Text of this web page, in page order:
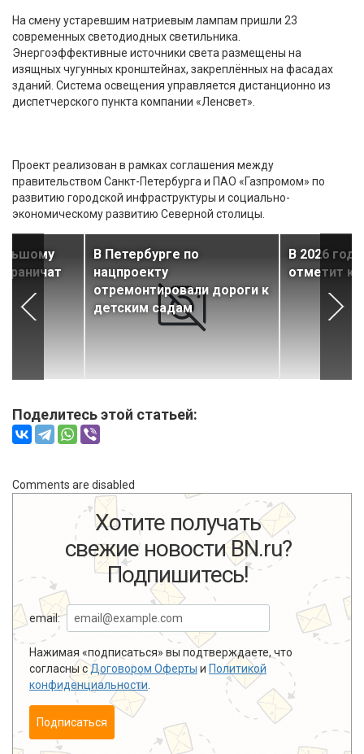
На смену устаревшим натриевым лампам пришли 23
современных светодиодных светильника.
Энергоэффективные источники света размещены на
изящных чугунных кронштейнах, закреплённых на фасадах
зданий. Система освещения управляется дистанционно из
диспетчерского пункта компании «Ленсвет».
Проект реализован в рамках соглашения между
правительством Санкт-Петербурга и ПАО «Газпромом» по
развитию городской инфраструктуры и социально-
экономическому развитию Северной столицы.
В Петербурге по
нацпроекту
отремонтировали дороги к
детским садам
В 2026
отметит
Поделитесь этой статьей:
Comments are disabled
Хотите получать
свежие новости BN.ru?
Подпишитесь!
email:
Нажимая «подписаться» вы подтверждаете, что
согласны сДоговором Оферты и Политикой
конфиденциальности
Подписаться